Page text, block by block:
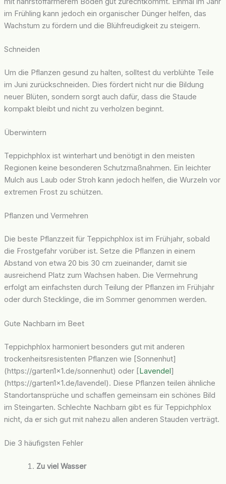
im Frühling kann jedoch ein organischer Dünger helfen, das
Wachstum zu fördern und die Blühfreudigkeit zu steigern.
Schneiden
Um die Pflanzen gesund zu halten, solltest du verblühte Teile
im Juni zurückschneiden. Dies fördert nicht nur die Bildung
neuer Blüten, sondern sorgt auch dafür, dass die Staude
kompakt bleibt und nicht zu verholzen beginnt.
Überwintern
Teppichphlox ist winterhart und benötigt in den meisten
Regionen keine besonderen Schutzmaßnahmen. Ein leichter
Mulch aus Laub oder Stroh kann jedoch helfen, die Wurzeln vor
extremen Frost zu schützen.
Pflanzen und Vermehren
Die beste Pflanzzeit für Teppichphlox ist im Frühjahr, sobald
die Frostgefahr vorüber ist. Setze die Pflanzen in einem
Abstand von etwa 20 bis 30 cm zueinander, damit sie
ausreichend Platz zum Wachsen haben. Die Vermehrung
erfolgt am einfachsten durch Teilung der Pflanzen im Frühjahr
oder durch Stecklinge, die im Sommer genommen werden.
Gute Nachbarn im Beet
Teppichphlox harmoniert besonders gut mit anderen
trockenheitsresistenten Pflanzen wie [Sonnenhut]
(https://garten1x1.de/sonnenhut) oder [Lavendel]
(https://garten1x1.de/lavendel). Diese Pflanzen teilen ähnliche
Standortansprüche und schaffen gemeinsam ein schönes Bild
im Steingarten. Schlechte Nachbarn gibt es für Teppichphlox
nicht, da er sich gut mit nahezu allen anderen Stauden verträgt.
Die 3 häufigsten Fehler
Zu viel Wasser